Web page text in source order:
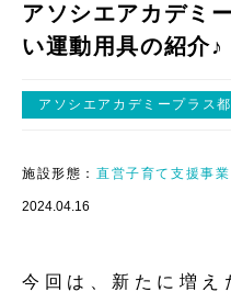
アソシエアカデミ
い運動用具の紹介♪
アソシエアカデミープラス
施設形態： 直営子育て支援事業
2024.04.16
今回は、新たに増え